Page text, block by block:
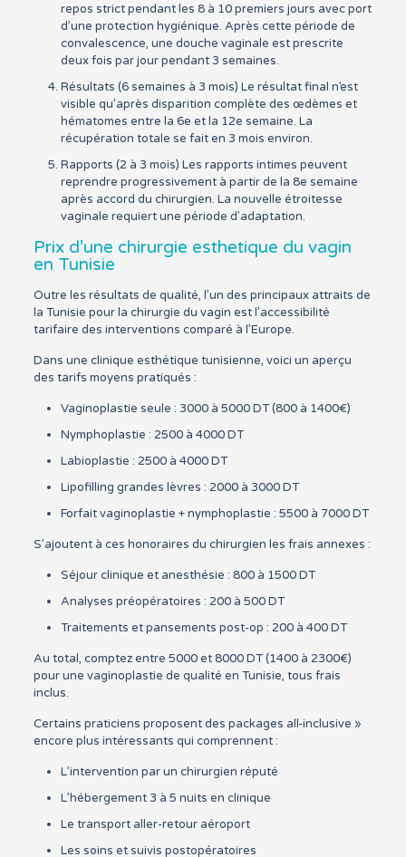
repos strict pendant les 8 à 10 premiers jours avec port
d’une protection hygiénique. Après cette période de
convalescence, une douche vaginale est prescrite
deux fois par jour pendant 3 semaines.
Résultats (6 semaines à 3 mois) Le résultat final n’est
visible qu’après disparition complète des œdèmes et
hématomes entre la 6e et la 12e semaine. La
récupération totale se fait en 3 mois environ.
Rapports (2 à 3 mois) Les rapports intimes peuvent
reprendre progressivement à partir de la 8e semaine
après accord du chirurgien. La nouvelle étroitesse
vaginale requiert une période d’adaptation.
Prix d’une chirurgie esthetique du vagin
en Tunisie
Outre les résultats de qualité, l’un des principaux attraits de
la Tunisie pour la chirurgie du vagin est l’accessibilité
tarifaire des interventions comparé à l’Europe.
Dans une clinique esthétique tunisienne, voici un aperçu
des tarifs moyens pratiqués :
Vaginoplastie seule : 3000 à 5000 DT (800 à 1400€)
Nymphoplastie : 2500 à 4000 DT
Labioplastie : 2500 à 4000 DT
Lipofilling grandes lèvres : 2000 à 3000 DT
Forfait vaginoplastie + nymphoplastie : 5500 à 7000 DT
S’ajoutent à ces honoraires du chirurgien les frais annexes :
Séjour clinique et anesthésie : 800 à 1500 DT
Analyses préopératoires : 200 à 500 DT
Traitements et pansements post-op : 200 à 400 DT
Au total, comptez entre 5000 et 8000 DT (1400 à 2300€)
pour une vaginoplastie de qualité en Tunisie, tous frais
inclus.
Certains praticiens proposent des packages all-inclusive »
encore plus intéressants qui comprennent :
L’intervention par un chirurgien réputé
L’hébergement 3 à 5 nuits en clinique
Le transport aller-retour aéroport
Les soins et suivis postopératoires